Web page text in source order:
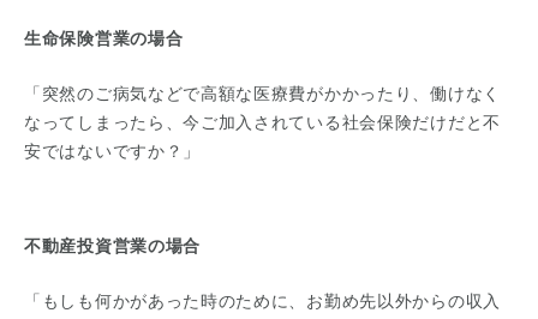
生命保険営業の場合
「突然のご病気などで高額な医療費がかかったり、働けなく
なってしまったら、今ご加入されている社会保険だけだと不
安ではないですか？」
不動産投資営業の場合
「もしも何かがあった時のために、お勤め先以外からの収入